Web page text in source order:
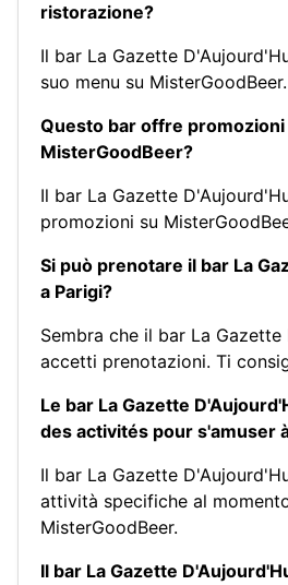
ristorazione?
Il bar La Gazette
suo menu su MisterGoodBeer.
Questo bar offre promozioni
MisterGoodBeer?
Il bar La Gazette
promozioni su
Si può prenotare il bar La
a Parigi?
Sembra che il bar La
accetti prenotazioni. Ti
Le bar La Gazette
des activités pour s'amuser
Il bar La Gazette
attività specifiche al
MisterGoodBeer.
Il bar La Gazette